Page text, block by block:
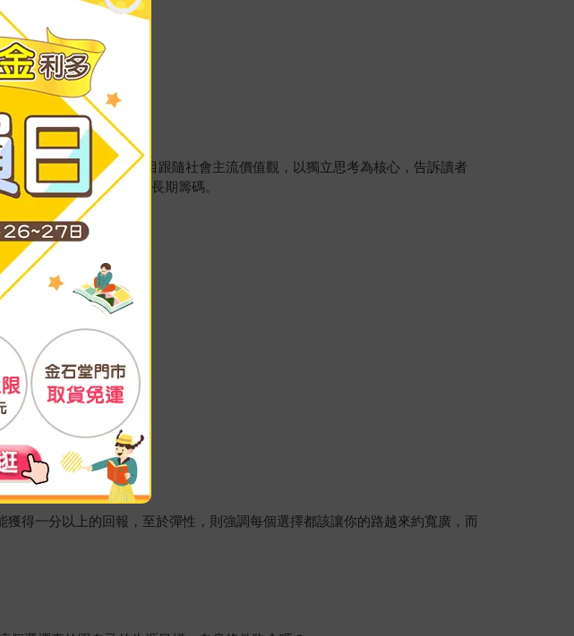
」等二元思維，不盲目跟隨社會主流價值觀，以獨立思考為核心，告訴讀者
選擇適合的策略、累積長期籌碼。
得一分以上的回報，至於彈性，則強調每個選擇都該讓你的路越來約寬廣，而